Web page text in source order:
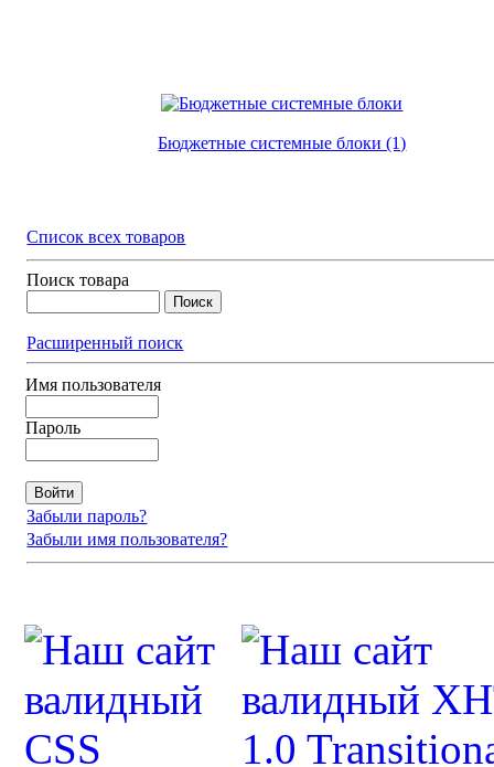
Бюджетные системные блоки (1)
Список всех товаров
Поиск товара
Расширенный поиск
Имя пользователя
Пароль
Забыли пароль?
Забыли имя пользователя?